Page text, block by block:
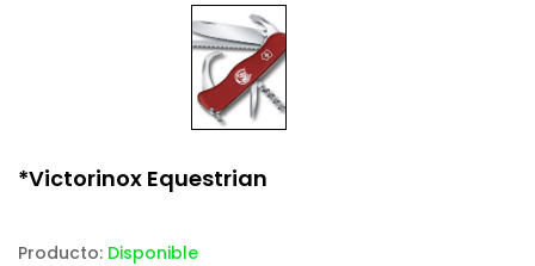
*Victorinox Equestrian
Producto: Disponible